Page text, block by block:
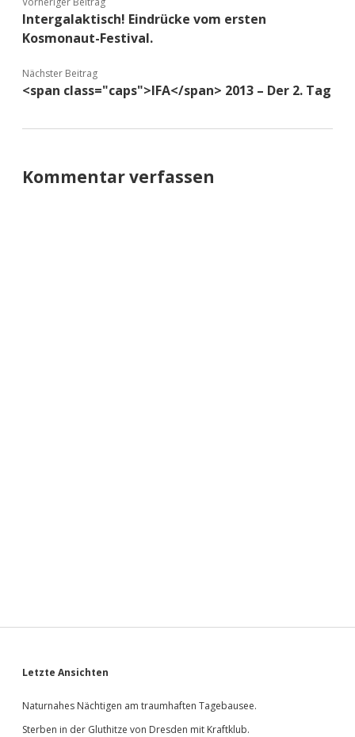
Intergalaktisch! Eindrücke vom ersten
Kosmonaut-Festival.
Nächster Beitrag
<span class="caps">IFA</span> 2013 – Der 2. Tag
Kommentar verfassen
Sidebar
Letzte Ansichten
Naturnahes Nächtigen am traumhaften Tagebausee.
Sterben in der Gluthitze von Dresden mit Kraftklub.